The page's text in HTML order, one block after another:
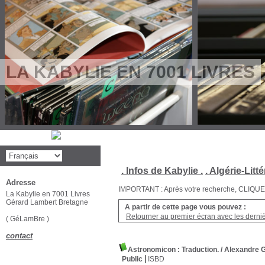
LA KABYLIE EN 7001 LIVRES
. Infos de Kabylie . . Algérie-
IMPORTANT : Après votre recherche,
A partir de cette page vous pouvez :
Retourner au premier écran avec les
Astronomicon : Traduction. / Alexandre
Public
ISBD
Adresse
La Kabylie en 7001 Livres
Gérard Lambert Bretagne
( GéLamBre )
contact